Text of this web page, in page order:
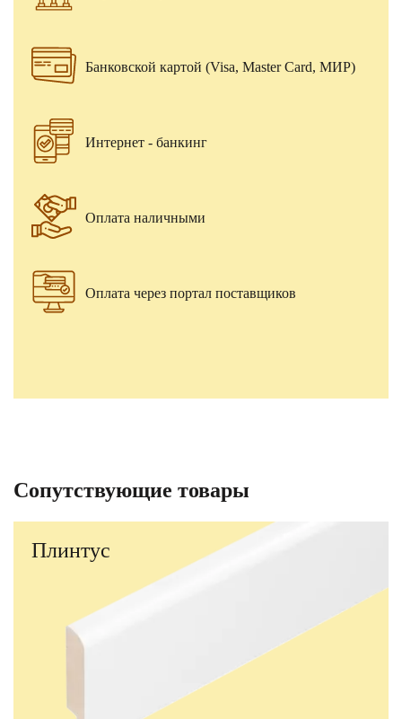
Банковской картой (Visa, Master Card, МИР)
Интернет - банкинг
Оплата наличными
Оплата через портал поставщиков
Сопутствующие товары
Плинтус